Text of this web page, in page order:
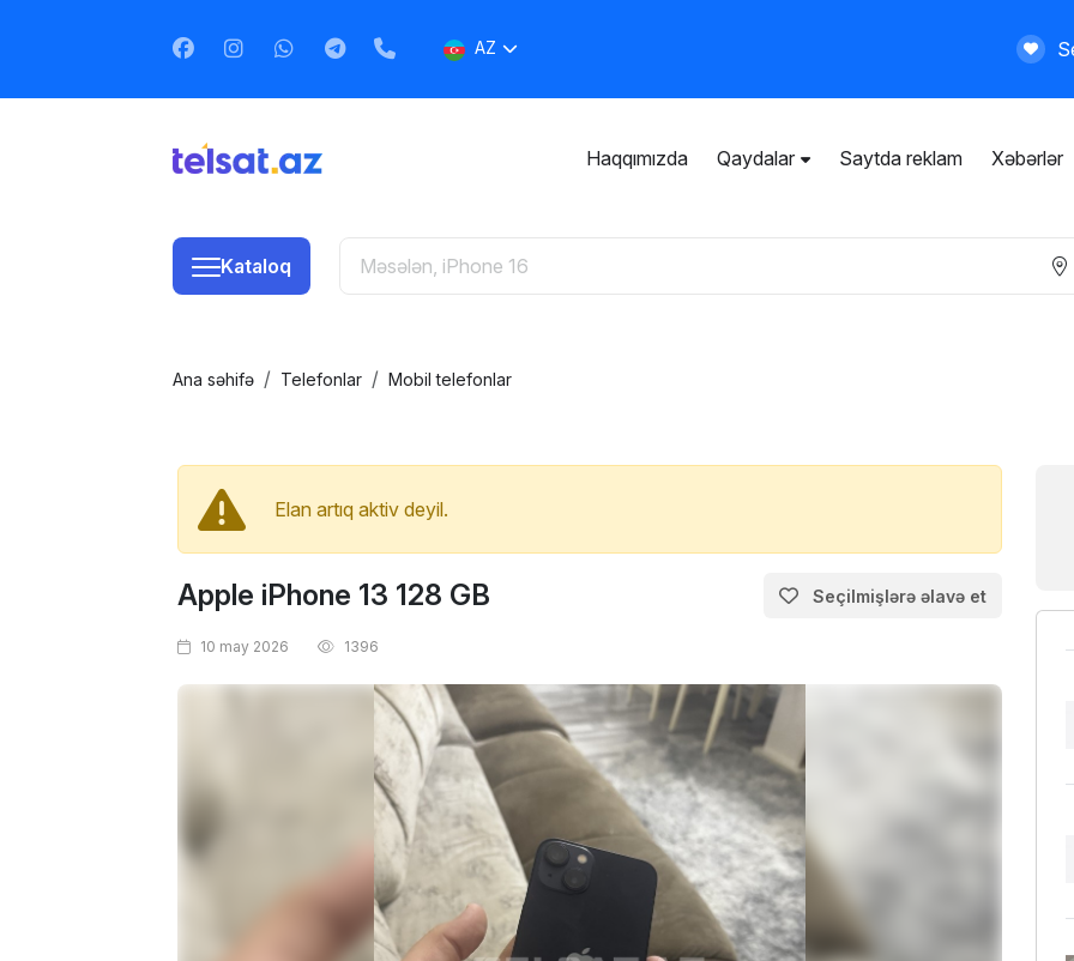
AZ
Haqqımızda Qaydalar Saytda reklam Xəbərlər
Kataloq
Ana səhifə Telefonlar Mobil telefonlar
Elan artıq aktiv deyil.
Apple iPhone 13 128 GB Seçilmişlərə əlavə et
10 may 2026 1396